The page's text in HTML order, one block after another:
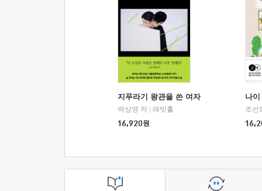
지푸라기 왕관을 쓴 여자
박상영 저
래빗홀
16,920원
나
조선